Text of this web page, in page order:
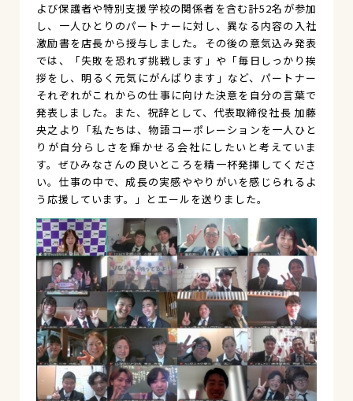
よび保護者や特別支援学校の関係者を含む計52名が参加
し、一人ひとりのパートナーに対し、異なる内容の入社
激励書を店長から授与しました。その後の意気込み発表
では、「失敗を恐れず挑戦します」や「毎日しっかり挨
拶をし、明るく元気にがんばります」など、パートナー
それぞれがこれからの仕事に向けた決意を自分の言葉で
発表しました。また、祝辞として、代表取締役社長 加藤
央之より「私たちは、物語コーポレーションを一人ひと
りが自分らしさを輝かせる会社にしたいと考えていま
す。ぜひみなさんの良いところを精一杯発揮してくださ
い。仕事の中で、成長の実感ややりがいを感じられるよ
う応援しています。」とエールを送りました。